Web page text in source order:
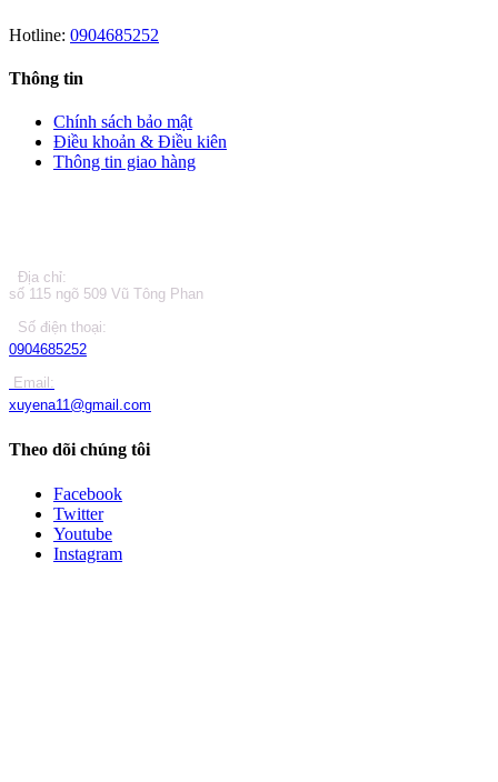
Hotline: 0904685252
Thông tin
Chính sách bảo mật
Điều khoản & Điều kiên
Thông tin giao hàng
Địa chỉ:
số 115 ngõ 509 Vũ Tông Phan
Số điện thoại:
0904685252
Email:
xuyena11@gmail.com
Theo dõi chúng tôi
Facebook
Twitter
Youtube
Instagram